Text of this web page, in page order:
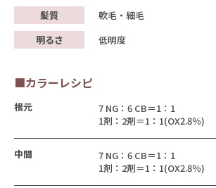
髪質
軟毛・細毛
明るさ
低明度
■カラーレシピ
根元
7 NG：6 CB＝1：1
1剤：2剤＝1：1(OX2.8％)
中間
7 NG：6 CB＝1：1
1剤：2剤＝1：1(OX2.8％)